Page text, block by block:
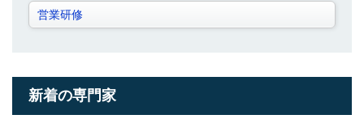
営業研修
新着の専門家